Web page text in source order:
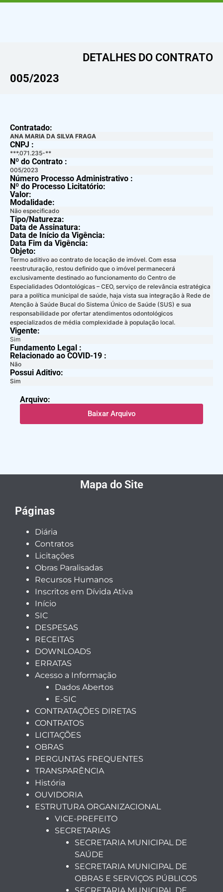
DETALHES DO CONTRATO​
005/2023
Contratado:
ANA MARIA DA SILVA FRAGA
CNPJ :
***.071.235-**
Nº do Contrato :
005/2023
Número Processo Administrativo :
Nº do Processo Licitatório:
Valor:
Modalidade:
Não especificado
Tipo/Natureza:
Data de Assinatura:
Data de Início da Vigência:
Data Fim da Vigência:
Objeto:
Termo aditivo ao contrato de locação de imóvel. Com essa
reestruturação, restou definido que o imóvel permanecerá
exclusivamente destinado ao funcionamento do Centro de
Especialidades Odontológicas – CEO, serviço de relevância estratégica
para a política municipal de saúde, haja vista sua integração à Rede de
Atenção à Saúde Bucal do Sistema Único de Saúde (SUS) e sua
responsabilidade por ofertar atendimentos odontológicos
especializados de média complexidade à população local.
Vigente:
Sim
Fundamento Legal :​
Relacionado ao COVID-19 :​
Não
Possui Aditivo:​
Sim
Arquivo:
Baixar Arquivo
Mapa do Site
Páginas
Diária
Contratos
Licitações
Obras Paralisadas
Recursos Humanos
Inscritos em Dívida Ativa
Início
SIC
DESPESAS
RECEITAS
DOWNLOADS
ERRATAS
Acesso a Informação
Dados Abertos
E-SIC
CONTRATAÇÕES DIRETAS
CONTRATOS
LICITAÇÕES
OBRAS
PERGUNTAS FREQUENTES
TRANSPARÊNCIA
História
OUVIDORIA
ESTRUTURA ORGANIZACIONAL
VICE-PREFEITO
SECRETARIAS
SECRETARIA MUNICIPAL DE
SAÚDE
SECRETARIA MUNICIPAL DE
OBRAS E SERVIÇOS PÚBLICOS